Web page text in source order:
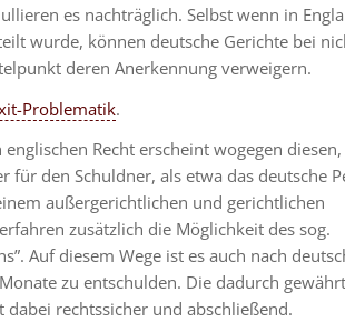
es nachträglich. Selbst wenn in
wurde, können deutsche Gerichte bei
deren Anerkennung verweigern.
Problematik.
englischen Recht erscheint wogegen
für den Schuldner, als etwa das deutsche
außergerichtlichen und gerichtlichen
zusätzlich die Möglichkeit des sog.
Auf diesem Wege ist es auch nach
zu entschulden. Die dadurch
dabei rechtssicher und abschließend.